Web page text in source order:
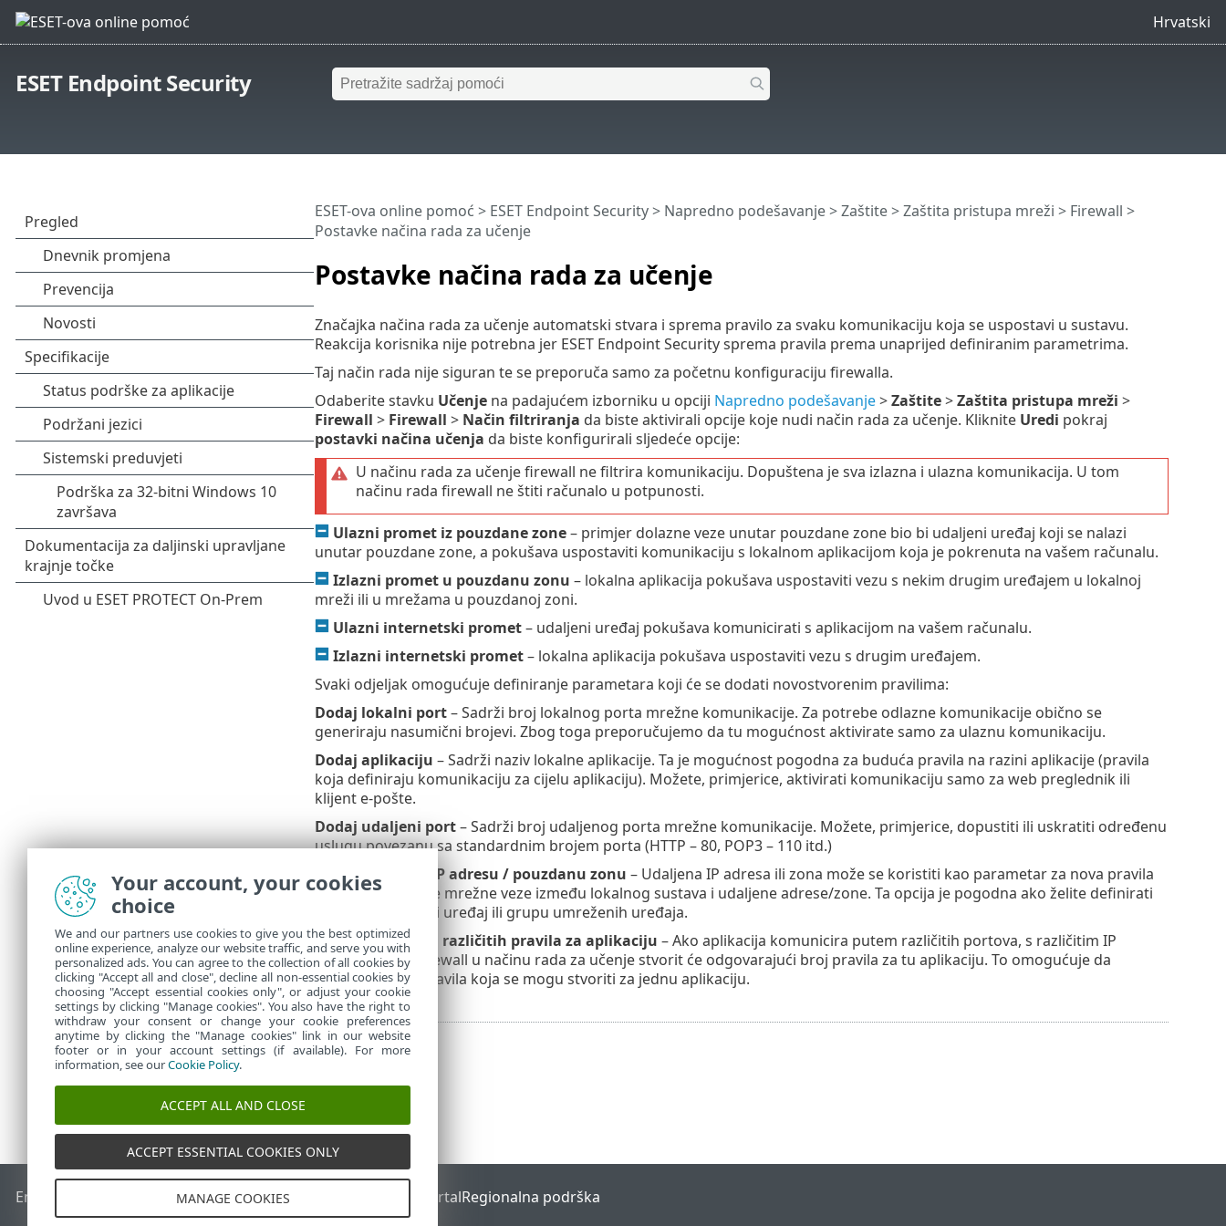
Hrvatski
ESET Endpoint Security
Postavke načina rada za učenje
ESET-ova online pomoć > ESET Endpoint Security> Napredno podešavanje>Zaštite>Zaštita pristupa mreži > Firewall >
Postavke načina rada za učenje
Značajka načina rada za učenje automatski stvara i sprema pravilo za svaku komunikaciju koja se uspostavi u sustavu.
Reakcija korisnika nije potrebna jer ESET Endpoint Security sprema pravila prema unaprijed definiranim parametrima.
Taj način rada nije siguran te se preporuča samo za početnu konfiguraciju firewalla.
Odaberite stavku Učenjena padajućem izborniku u opciji Napredno podešavanje>Zaštite>Zaštita pristupa mreži >
Firewall > Firewall > Način filtriranja da biste aktivirali opcije koje nudi način rada za učenje. Kliknite Uredi pokraj
postavki načina učenja da biste konfigurirali sljedeće opcije:
U načinu rada za učenje firewall ne filtrira komunikaciju. Dopuštena je sva izlazna i ulazna komunikacija. U tom
načinu rada firewall ne štiti računalo u potpunosti.
Ulazni promet iz pouzdane zone– primjer dolazne veze unutar pouzdane zone bio bi udaljeni uređaj koji se nalazi
unutar pouzdane zone, a pokušava uspostaviti komunikaciju s lokalnom aplikacijom koja je pokrenuta na vašem računalu.
Izlazni promet u pouzdanu zonu – lokalna aplikacija pokušava uspostaviti vezu s nekim drugim uređajem u lokalnoj
mreži ili u mrežama u pouzdanoj zoni.
Ulazni internetski promet– udaljeni uređaj pokušava komunicirati s aplikacijom na vašem računalu.
Izlazni internetski promet– lokalna aplikacija pokušava uspostaviti vezu s drugim uređajem.
Svaki odjeljak omogućuje definiranje parametara koji će se dodati novostvorenim pravilima:
Dodaj lokalni port– Sadrži broj lokalnog porta mrežne komunikacije. Za potrebe odlazne komunikacije obično se
generiraju nasumični brojevi. Zbog toga preporučujemo da tu mogućnost aktivirate samo za ulaznu komunikaciju.
Dodaj aplikaciju – Sadrži naziv lokalne aplikacije. Ta je mogućnost pogodna za buduća pravila na razini aplikacije (pravila
koja definiraju komunikaciju za cijelu aplikaciju). Možete, primjerice, aktivirati komunikaciju samo za web preglednik ili
klijent e-pošte.
Dodaj udaljeni port– Sadrži broj udaljenog porta mrežne komunikacije. Možete, primjerice, dopustiti ili uskratiti određenu
uslugu povezanu sa standardnim brojem porta (HTTP – 80, POP3 – 110 itd.)
Dodaj udaljenu IP adresu / pouzdanu zonu – Udaljena IP adresa ili zona može se koristiti kao parametar za nova pravila
koja definiraju sve mrežne veze između lokalnog sustava i udaljene adrese/zone. Ta opcija je pogodna ako želite definirati
akcije za određeni uređaj ili grupu umreženih uređaja.
Maksimalan broj različitih pravila za aplikaciju – Ako aplikacija komunicira putem različitih portova, s različitim IP
adresama itd., firewall u načinu rada za učenje stvorit će odgovarajući broj pravila za tu aplikaciju. To omogućuje da
ograničite broj pravila koja se mogu stvoriti za jednu aplikaciju.
End of Life ESET-ova baza znanjaESET-ov forum ESET Status PortalRegionalna podrška
Your account, your cookies
choice
We and our partners use cookies to give you the best optimized
online experience, analyze our website traffic, and serve you with
personalized ads. You can agree to the collection of all cookies by
clicking "Accept all and close", decline all non-essential cookies by
choosing "Accept essential cookies only", or adjust your cookie
settings by clicking "Manage cookies". You also have the right to
withdraw your consent or change your cookie preferences
anytime by clicking the "Manage cookies" link in our website
footer or in your account settings (if available). For more
information, see ourCookie Policy.
ACCEPT ALL AND CLOSE
ACCEPT ESSENTIAL COOKIES ONLY
MANAGE COOKIES